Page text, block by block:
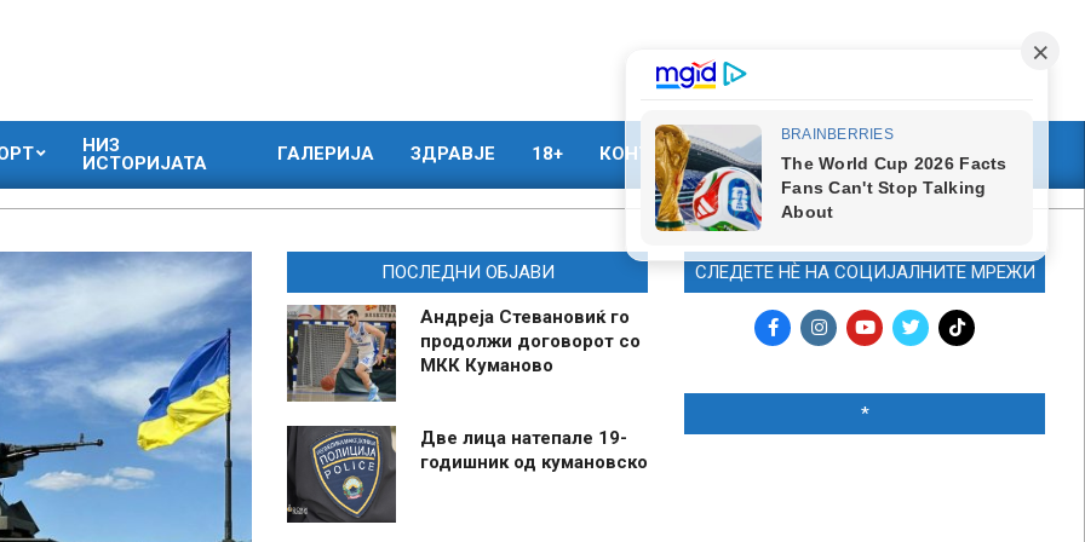
НИЗ
ИСТОРИЈАТА
ГАЛЕРИЈА ЗДРАВЈЕ 18+ КОНТАКТ МАРКЕТИНГ
ПОСЛЕДНИ ОБЈАВИ
Андреја Стевановиќ го
продолжи договорот со
МКК Куманово
Две лица натепале 19-
годишник од кумановско
СЛЕДЕТЕ НЀ НА СОЦИЈАЛНИТЕ МРЕЖИ
*